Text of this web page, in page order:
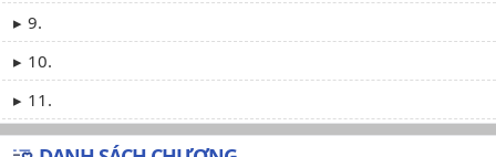
9.
10.
11.